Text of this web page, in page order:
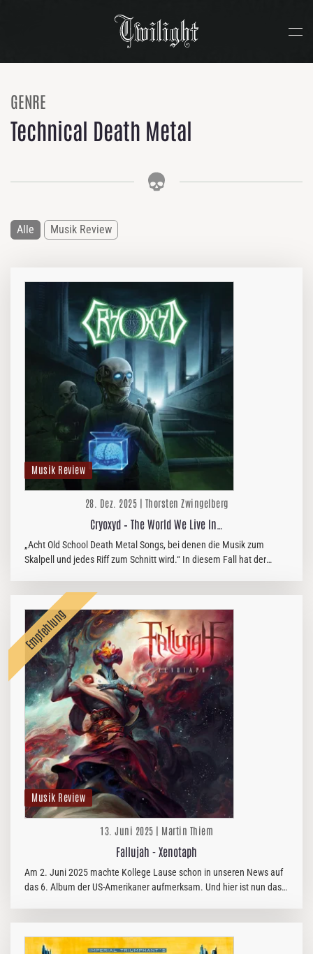
Zum Hauptinhalt springen
GENRE
Technical Death Metal
Alle Musik Review
Musik Review
28. Dez. 2025 | Thorsten Zwingelberg
Cryoxyd – The World We Live In…
„Acht Old School Death Metal Songs, bei denen die Musik zum
Skalpell und jedes Riff zum Schnitt wird.“ In diesem Fall hat der
Musik Review
13. Juni 2025 | Martin Thiem
Fallujah - Xenotaph
Am 2. Juni 2025 machte Kollege Lause schon in unseren News auf
das 6. Album der US-Amerikaner aufmerksam. Und hier ist nun das